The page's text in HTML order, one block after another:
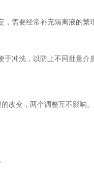
需要经常补充隔离液的繁
冲洗，以防止不同批量介
改变，两个调整互不影响。